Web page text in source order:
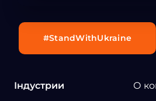
Індустрии
О
#StandWithUkraine